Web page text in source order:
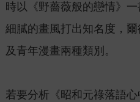
時以《野薔薇般的戀情》
細膩的畫風打出知名度，
及青年漫畫兩種類別。
若要分析《昭和元祿落語